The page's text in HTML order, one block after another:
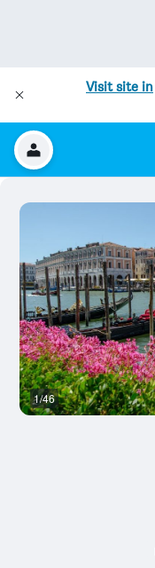
Visit site in
1/46